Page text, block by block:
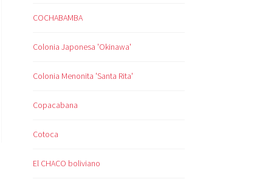
COCHABAMBA
Colonia Japonesa 'Okinawa'
Colonia Menonita 'Santa Rita'
Copacabana
Cotoca
El CHACO boliviano